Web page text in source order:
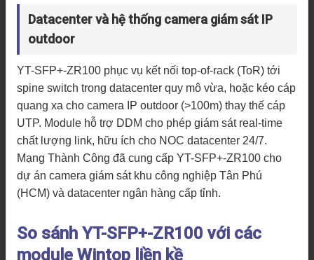
Datacenter và hệ thống camera giám sát IP
outdoor
YT-SFP+-ZR100 phục vụ kết nối top-of-rack (ToR) tới
spine switch trong datacenter quy mô vừa, hoặc kéo cáp
quang xa cho camera IP outdoor (>100m) thay thế cáp
UTP. Module hỗ trợ DDM cho phép giám sát real-time
chất lượng link, hữu ích cho NOC datacenter 24/7.
Mạng Thành Công đã cung cấp YT-SFP+-ZR100 cho
dự án camera giám sát khu công nghiệp Tân Phú
(HCM) và datacenter ngân hàng cấp tỉnh.
So sánh YT-SFP+-ZR100 với các
module Wintop liền kề